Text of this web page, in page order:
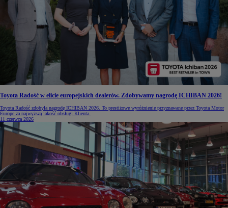
Toyota Radość w elicie europejskich dealerów. Zdobywamy nagrodę ICHIBAN 2026!
Toyota Radość zdobyła nagrodę ICHIBAN 2026. To prestiżowe wyróżnienie przyznawane przez Toyota Motor
Europe za najwyższą jakość obsługi Klienta.
11 czerwca 2026